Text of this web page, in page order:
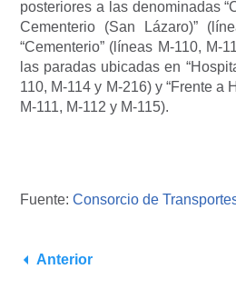
posteriores a las denominadas
Cementerio (San Lázaro)”
“Cementerio” (líneas M-110, M-
las paradas ubicadas en
110, M-114 y M-216) y “Frente a
M-111, M-112 y M-115).
Fuente: Consorcio de
Anterior